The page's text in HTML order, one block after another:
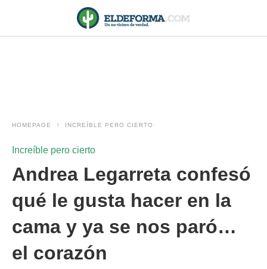
HOMEPAGE INCREÍBLE PERO CIERTO
Increíble pero cierto
Andrea Legarreta confesó
qué le gusta hacer en la
cama y ya se nos paró…
el corazón